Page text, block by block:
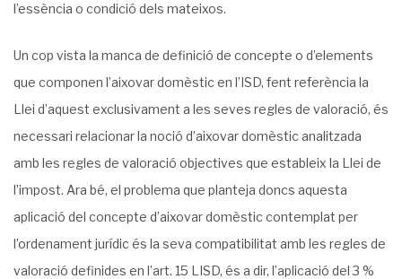
l’essència o condició dels mateixos.
Un cop vista la manca de definició de concepte o d’elements
que componen l’aixovar domèstic en l’ISD, fent referència la
Llei d’aquest exclusivament a les seves regles de valoració, és
necessari relacionar la noció d’aixovar domèstic analitzada
amb les regles de valoració objectives que estableix la Llei de
l’impost. Ara bé, el problema que planteja doncs aquesta
aplicació del concepte d’aixovar domèstic contemplat per
l’ordenament jurídic és la seva compatibilitat amb les regles de
valoració definides en l’art. 15 LISD, és a dir, l’aplicació del 3 %